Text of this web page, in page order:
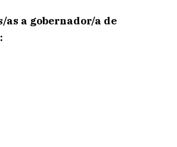
as a gobernador/a de